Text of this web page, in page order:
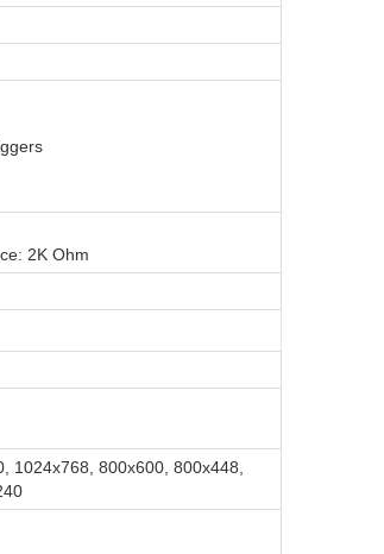
2K Ohm
1024x768, 800x600, 800x448,